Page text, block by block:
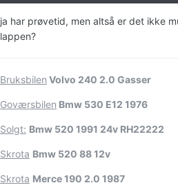
ja har prøvetid, men altså er det ikke
lappen?
Bruksbilen Volvo 240 2.0 Gasser
Goværsbilen Bmw 530 E12 1976
Solgt: Bmw 520 1991 24v RH22222
Skrota Bmw 520 88 12v
Skrota Merce 190 2.0 1987